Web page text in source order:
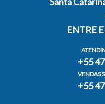
Santa
ENTRE
+55
VENDAS
+55